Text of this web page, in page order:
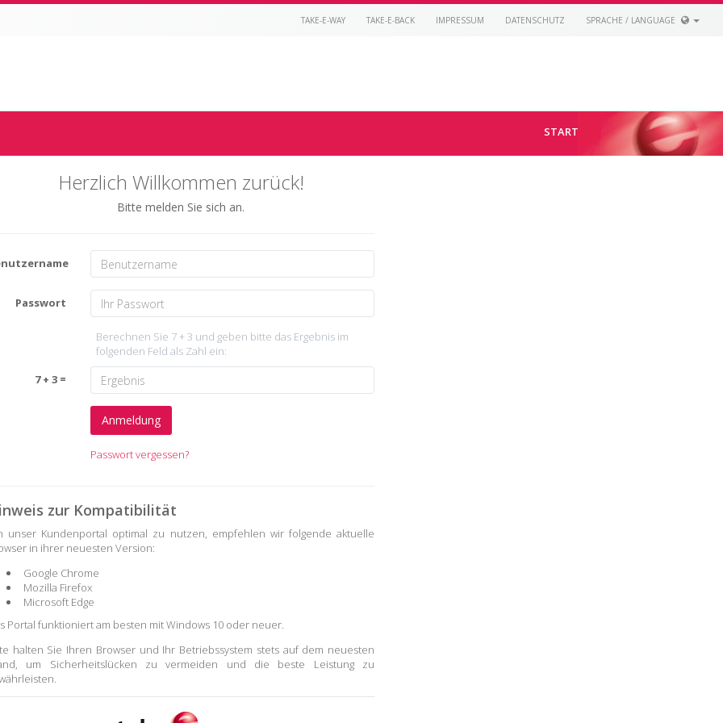
TAKE-E-WAY TAKE-E-BACK IMPRESSUM DATENSCHUTZ SPRACHE / LANGUAGE
START
Herzlich Willkommen zurück!
Bitte melden Sie sich an.
Passwort
Berechnen Sie 7 + 3 und geben bitte das Ergebnis im
folgenden Feld als Zahl ein:
7 + 3 =
Passwort vergessen?
zur Kompatibilität
unser Kundenportal optimal zu nutzen, empfehlen wir folgende aktuelle
in ihrer neuesten Version:
Google Chrome
Mozilla Firefox
Microsoft Edge
Portal funktioniert am besten mit Windows 10 oder neuer.
halten Sie Ihren Browser und Ihr Betriebssystem stets auf dem neuesten
um Sicherheitslücken zu vermeiden und die beste Leistung zu